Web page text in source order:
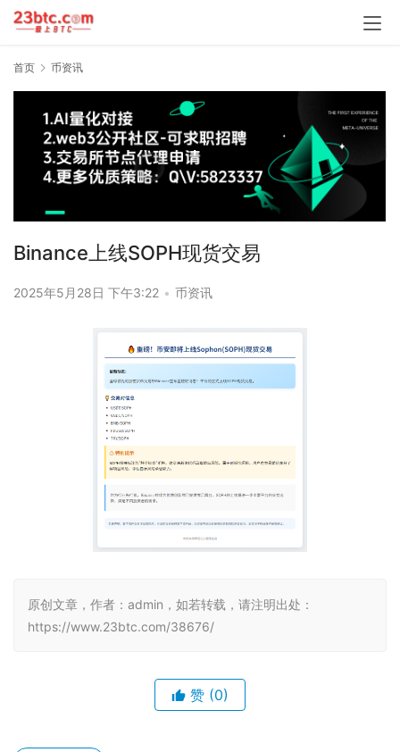
首页 币资讯
Binance上线SOPH现货交易
2025年5月28日 下午3:22 • 币资讯
原创文章，作者：admin，如若转载，请注明出处：
https://www.23btc.com/38676/
赞 (0)